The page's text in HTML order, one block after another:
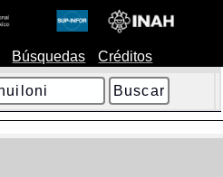
Búsquedas Créditos